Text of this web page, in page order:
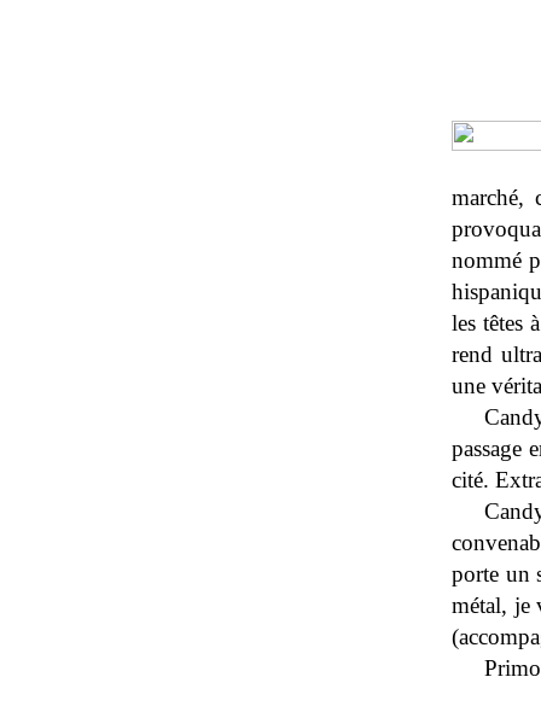
marché,
nommé
les têtes
rend
une
passage
cité.
porte un
métal, je